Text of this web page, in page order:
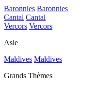
Baronnies Baronnies
Cantal Cantal
Vercors Vercors
Asie
Maldives Maldives
Grands Thèmes